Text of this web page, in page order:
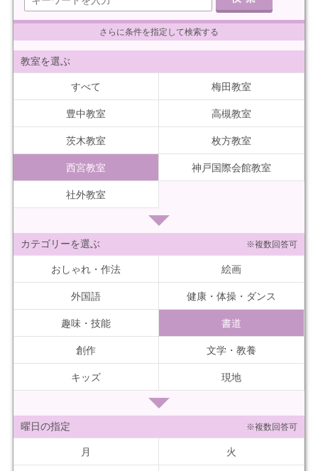
さらに条件を指定して検索する
教室を選ぶ
すべて 梅田教室
豊中教室 高槻教室
茨木教室 枚方教室
西宮教室 神戸国際会館教室
社外教室
カテゴリーを選ぶ ※複数回答可
おしゃれ・作法 絵画
外国語 健康・体操・ダンス
趣味・技能 書道
創作 文学・教養
キッズ 現地
曜日の指定 ※複数回答可
月 火